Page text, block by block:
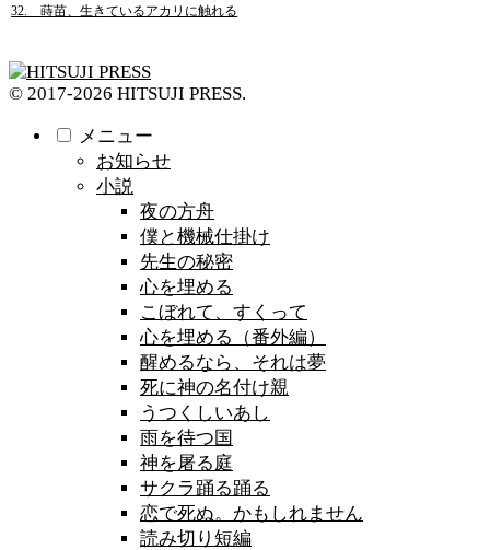
32. 蒔苗、生きているアカリに触れる
© 2017-2026 HITSUJI PRESS.
メニュー
お知らせ
小説
夜の方舟
僕と機械仕掛け
先生の秘密
心を埋める
こぼれて、すくって
心を埋める（番外編）
醒めるなら、それは夢
死に神の名付け親
うつくしいあし
雨を待つ国
神を屠る庭
サクラ踊る踊る
恋で死ぬ。かもしれません
読み切り短編